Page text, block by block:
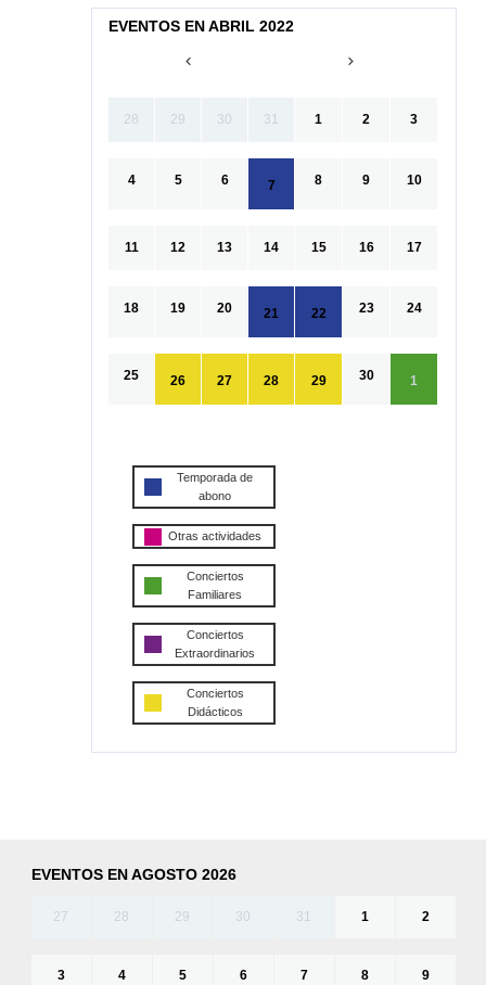
EVENTOS EN ABRIL 2022
28 29 30 31 1 2 3
4 5 6 7 8 9 10
11 12 13 14 15 16 17
18 19 20 21 22 23 24
25 26 27 28 29 30 1
Temporada de
abono
Otras actividades
Conciertos
Familiares
Conciertos
Extraordinarios
Conciertos
Didácticos
EVENTOS EN AGOSTO 2026
27 28 29 30 31 1 2
3 4 5 6 7 8 9